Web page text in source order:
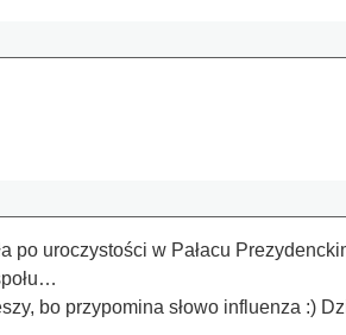
po uroczystości w Pałacu
bo przypomina słowo influenza :)